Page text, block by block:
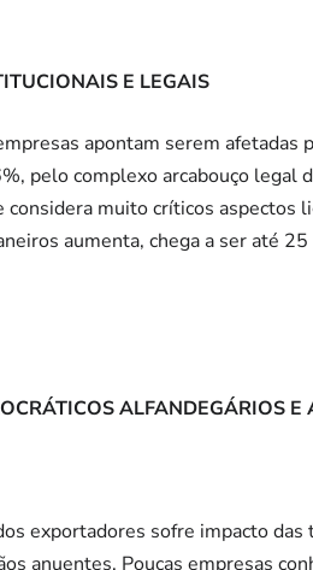
E LEGAIS
apontam serem
pelo complexo arcabouço
muito críticos aspectos
aumenta, chega a ser até
ALFANDEGÁRIOS E
exportadores sofre impacto
anuentes. Poucas empresas